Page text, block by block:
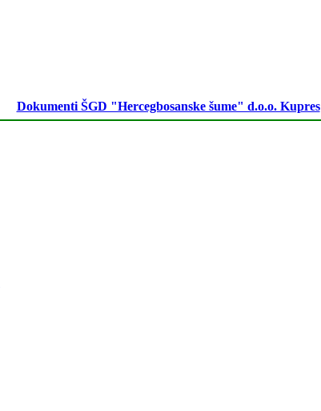
Dokumenti ŠGD "Hercegbosanske šume" d.o.o. Kupres